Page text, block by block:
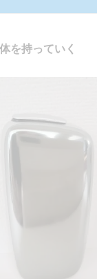
を持っていく